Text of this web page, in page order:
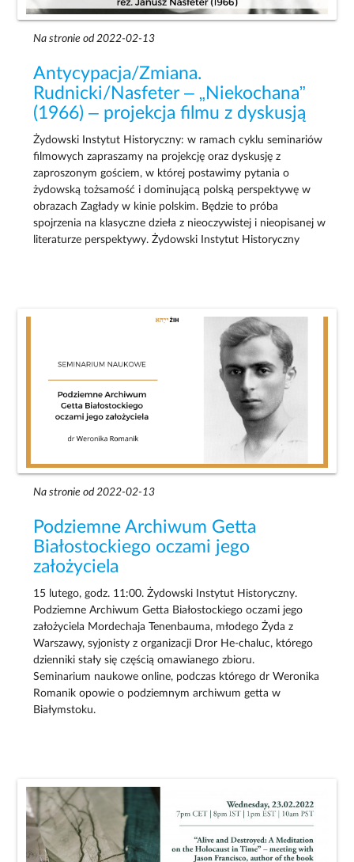
Na stronie od 2022-02-13
Antycypacja/Zmiana.
Rudnicki/Nasfeter – „Niekochana”
(1966) – projekcja filmu z dyskusją
Żydowski Instytut Historyczny: w ramach cyklu seminariów
filmowych zapraszamy na projekcję oraz dyskusję z
zaproszonym gościem, w której postawimy pytania o
żydowską tożsamość i dominującą polską perspektywę w
obrazach Zagłady w kinie polskim. Będzie to próba
spojrzenia na klasyczne dzieła z nieoczywistej i nieopisanej w
literaturze perspektywy. Żydowski Instytut Historyczny
Na stronie od 2022-02-13
Podziemne Archiwum Getta
Białostockiego oczami jego
założyciela
15 lutego, godz. 11:00. Żydowski Instytut Historyczny.
Podziemne Archiwum Getta Białostockiego oczami jego
założyciela Mordechaja Tenenbauma, młodego Żyda z
Warszawy, syjonisty z organizacji Dror He-chaluc, którego
dzienniki stały się częścią omawianego zbioru.
Seminarium naukowe online, podczas którego dr Weronika
Romanik opowie o podziemnym archiwum getta w
Białymstoku.